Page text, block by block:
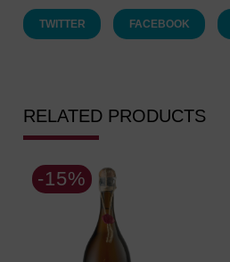
TWITTER FACEBOOK
RELATED PRODUCTS
-15%